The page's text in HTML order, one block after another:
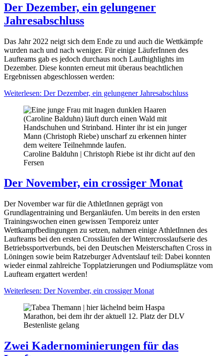
Der Dezember, ein gelungener
Jahresabschluss
Das Jahr 2022 neigt sich dem Ende zu und auch die Wettkämpfe
wurden nach und nach weniger. Für einige LäuferInnen des
Laufteams gab es jedoch durchaus noch Laufhighlights im
Dezember. Diese konnten erneut mit überaus beachtlichen
Ergebnissen abgeschlossen werden:
Weiterlesen: Der Dezember, ein gelungener Jahresabschluss
Caroline Balduhn | Christoph Riebe ist ihr dicht auf den
Fersen
Der November, ein crossiger Monat
Der November war für die AthletInnen geprägt von
Grundlagentraining und Berganläufen. Um bereits in den ersten
Trainingswochen einen gewissen Temporeiz unter
Wettkampfbedingungen zu setzen, nahmen einige AthletInnen des
Laufteams bei den ersten Crossläufen der Wintercrosslaufserie des
Betriebssportverbunds, bei den Deutschen Meisterschaften Cross in
Löningen sowie beim Ratzeburger Adventslauf teil: Dabei konnten
wieder einmal zahlreiche Topplatzierungen und Podiumsplätze vom
Laufteam ergattert werden!
Weiterlesen: Der November, ein crossiger Monat
Zwei Kadernominierungen für das